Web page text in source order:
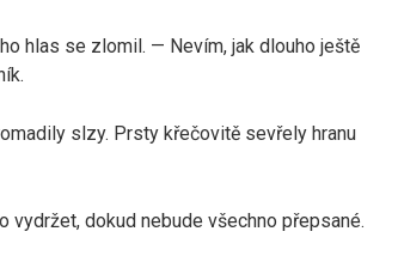
hlas se zlomil. — Nevím, jak dlouho ještě
slzy. Prsty křečovitě sevřely hranu
dokud nebude všechno přepsané.